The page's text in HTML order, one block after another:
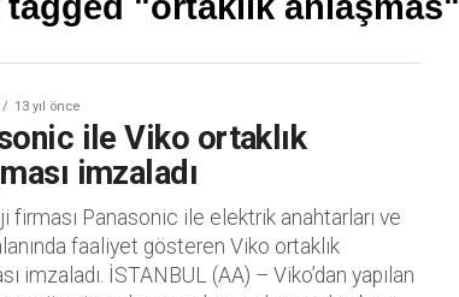
13 yıl önce
ile Viko ortaklık
imzaladı
firması Panasonic ile elektrik anahtarları ve
faaliyet gösteren Viko ortaklık
imzaladı. İSTANBUL (AA) – Viko’dan yapılan